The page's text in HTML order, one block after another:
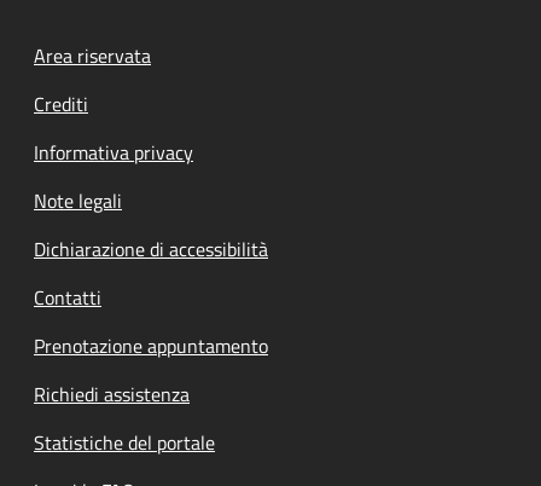
Footer menu
Area riservata
Crediti
Informativa privacy
Note legali
Dichiarazione di accessibilità
Contatti
Prenotazione appuntamento
Richiedi assistenza
Statistiche del portale